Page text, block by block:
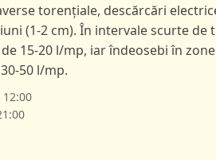
torențiale, descărcări
(1-2 cm). În intervale scurte de
15-20 l/mp, iar îndeosebi în
50 l/mp.